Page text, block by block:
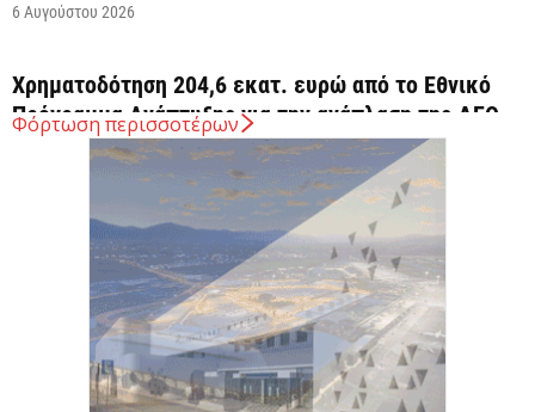
6 Αυγούστου 2026
Χρηματοδότηση 204,6 εκατ. ευρώ από το Εθνικό
Πρόγραμμα Ανάπτυξης για την ανάπλαση της ΔΕΘ
6 Αυγούστου 2026
ΟΠΕΚΑ: Αύριο η δεύτερη πληρωμή των δικαιούχων
του Λογαριασμού Αγροτικής Εστίας
6 Αυγούστου 2026
CrediaBank: Στα 53,6 εκατ. ευρώ τα
επαναλαμβανόμενα λειτουργικά κέρδη
Φόρτωση περισσοτέρων